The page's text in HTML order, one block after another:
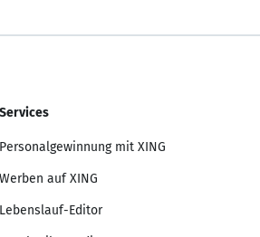
Services
Personalgewinnung mit XING
Werben auf XING
Lebenslauf-Editor